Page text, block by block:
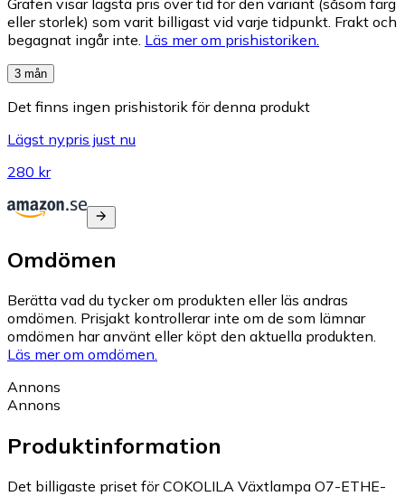
eller storlek) som varit billigast vid varje tidpunkt. Frakt och
begagnat ingår inte. Läs mer om prishistoriken.
3 mån
Det finns ingen prishistorik för denna produkt
Lägst nypris just nu
280 kr
Omdömen
Berätta vad du tycker om produkten eller läs andras
omdömen. Prisjakt kontrollerar inte om de som lämnar
omdömen har använt eller köpt den aktuella produkten.
Läs mer om omdömen.
Annons
Annons
Produktinformation
Det billigaste priset för COKOLILA Växtlampa O7-ETHE-